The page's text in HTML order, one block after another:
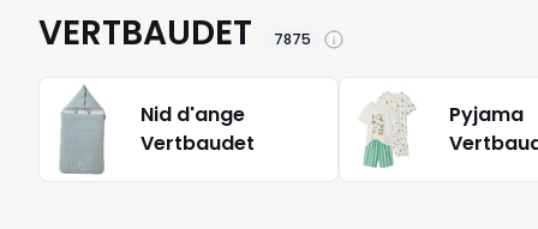
VERTBAUDET 7875
Nid d'ange
Vertbaudet
Pyjama